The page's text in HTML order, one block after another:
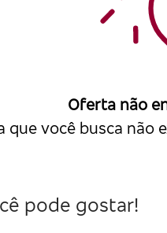
Oferta não
que você busca não
pode gostar!